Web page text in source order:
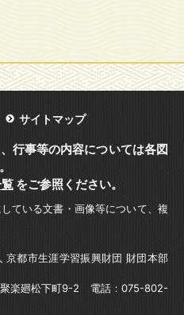
サイトマップ
行事等の内容については各図
をご参照ください。
ている文書・画像等について、複
京都市生涯学習振興財団 財団本部
楽廻松下町9-2 電話：075-802-